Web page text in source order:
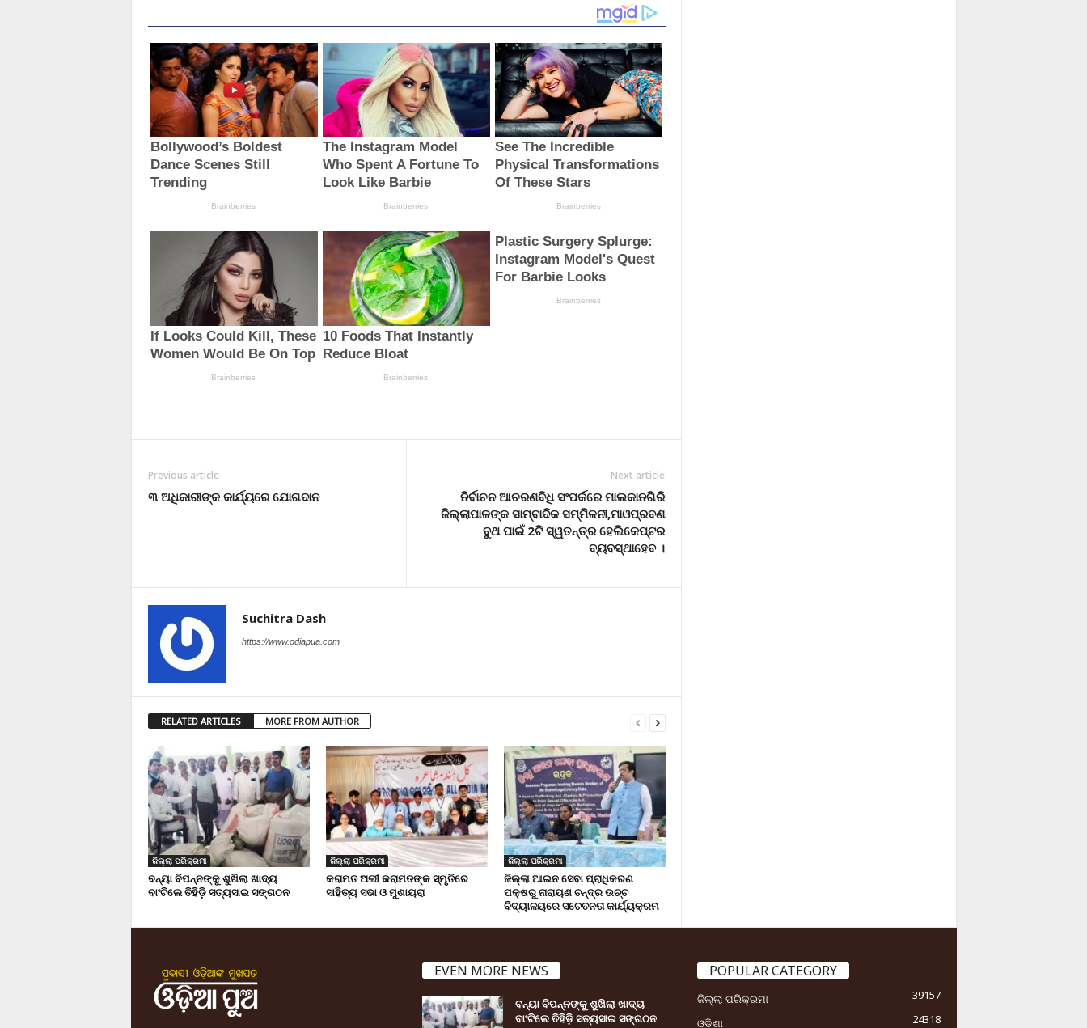
Previous article
୩ ଅଧିକାରୀଙ୍କ କାର୍ଯ୍ୟରେ ଯୋଗଦାନ
Next article
ନିର୍ବାଚନ ଆଚରଣବିଧି ସଂପର୍କରେ ମାଲକାନଗିରି
ଜିଲ୍ଲାପାଳଙ୍କ ସାମ୍ବାଦିକ ସମ୍ମିଳନୀ,ମାଓପ୍ରବଣ
ବୁଥ ପାଇଁ 2ଟି ସ୍ୱତନ୍ତ୍ର ହେଲିକେପ୍ଟର
ବ୍ୟବସ୍ଥାହେବ ।
Suchitra Dash
https://www.odiapua.com
RELATED ARTICLES MORE FROM AUTHOR
ଜିଲ୍ଲା ପରିକ୍ରମା
ବନ୍ୟା ବିପନ୍ନଙ୍କୁ ଶୁଖିଲା ଖାଦ୍ୟ
ବାଂଟିଲେ ତିହିଡି଼ ସତ୍ୟସାଇ ସଙ୍ଗଠନ
ଜିଲ୍ଲା ପରିକ୍ରମା
କରାମତ ଅଲୀ କରାମତଙ୍କ ସ୍ମୃତିରେ
ସାହିତ୍ୟ ସଭା ଓ ମୁଶାୟରା
ଜିଲ୍ଲା ପରିକ୍ରମା
ଜିଲ୍ଲା ଆଇନ ସେବା ପ୍ରାଧିକରଣ
ପକ୍ଷରୁ ନାରାୟଣ ଚନ୍ଦ୍ର ଉଚ୍ଚ
ବିଦ୍ୟାଳୟରେ ସଚେତନତା କାର୍ଯ୍ୟକ୍ରମ
EVEN MORE NEWS
ବନ୍ୟା ବିପନ୍ନଙ୍କୁ ଶୁଖିଲା ଖାଦ୍ୟ
ବାଂଟିଲେ ତିହିଡି଼ ସତ୍ୟସାଇ ସଙ୍ଗଠନ
POPULAR CATEGORY
ଜିଲ୍ଲା ପରିକ୍ରମା
39157
ଓଡ଼ିଶା
24318